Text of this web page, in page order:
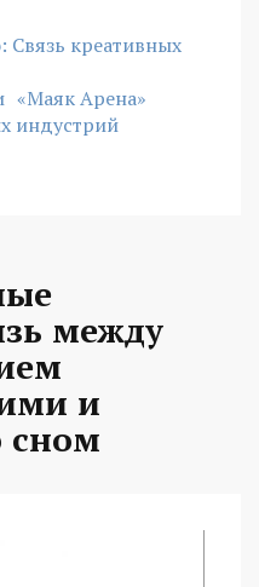
Связь креативных
«Маяк Арена»
индустрий
между
и
сном